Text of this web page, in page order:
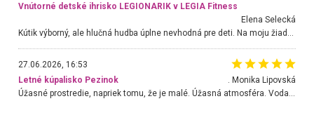
Vnútorné detské ihrisko LEGIONARIK v LEGIA Fitness
Elena Selecká
27.06.2026, 16:53
Letné kúpalisko Pezinok
. Monika Lipovská
Úžasné prostredie, napriek tomu, že je malé. Úžasná atmosféra. Voda fantastická a nádherná. Ľudí je pomerne veľa, ale su mili a ohľaduplní. Je veľmi zaujímavé sledovať, ako dokážu spolu športovať cudzí ľudia a bez ohľadu na vek. Vládne tu pohoda. Vnuka neviem dostať z vody. Ďakujem za krásny deň . Urcite sa sem vrátim. Jediný problém je s parkovaním, ale aj ten sa mi podarilo vyriešiť. Monika Bratislava